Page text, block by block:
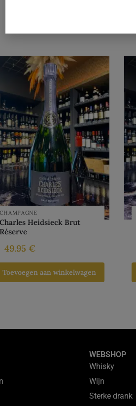
CHAMPAGNE
Charles Heidsieck Brut
Réserve
49.95 €
Toevoegen aan winkelwagen
WEBSHOP
Whisky
Wijn
Sterke drank